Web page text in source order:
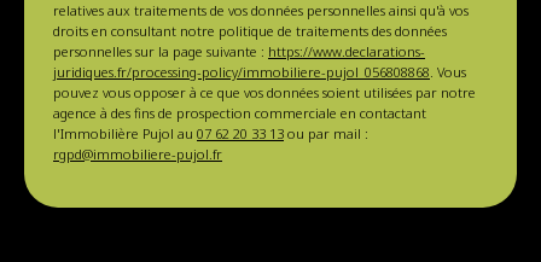
relatives aux traitements de vos données personnelles ainsi qu'à vos
droits en consultant notre politique de traitements des données
personnelles sur la page suivante : https://www.declarations-
juridiques.fr/processing-policy/immobiliere-pujol_056808868. Vous
pouvez vous opposer à ce que vos données soient utilisées par notre
agence à des fins de prospection commerciale en contactant
l'Immobilière Pujol au 07 62 20 33 13 ou par mail :
rgpd@immobiliere-pujol.fr